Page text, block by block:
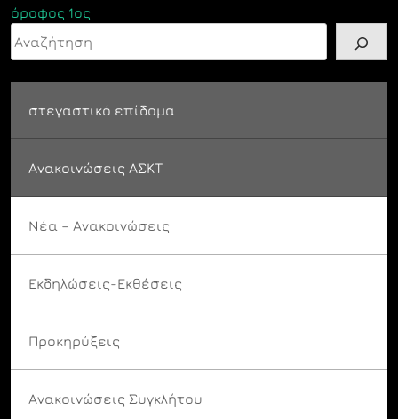
όροφος 1ος
Αναζήτηση
στεγαστικό επίδομα
Ανακοινώσεις ΑΣΚΤ
Νέα – Ανακοινώσεις
Εκδηλώσεις-Εκθέσεις
Προκηρύξεις
Ανακοινώσεις Συγκλήτου